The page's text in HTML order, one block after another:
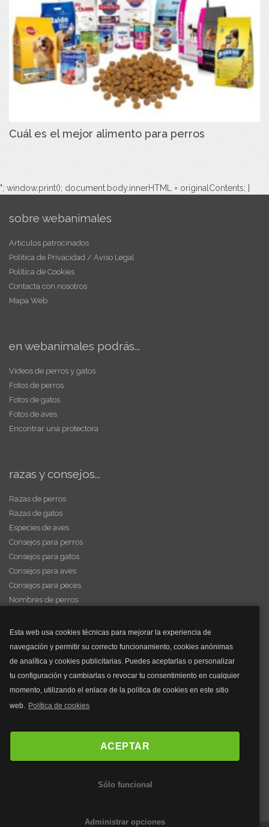
Esta web usa cookies técnicas para mejorar la experiencia de
navegación y permitir su correcto funcionamiento, cookies anónimas
de analítica y cookies publicitarias. Puedes aceptarlas o personalizar
tu configuración y cambiarlas o revocar tu consentimiento en cualquier
momento, utilizando el enlace de la política de cookies en este sitio
web. Política de cookies
ACEPTAR
Sólo funcional
Administrar opciones
Cuál es el mejor alimento para perros
"; window.print(); document.body.innerHTML = originalContents; }
sobre webanimales
Artículos patrocinados
Política de Privacidad / Aviso Legal
Política de Cookies
Contacta con nosotros
Mapa Web
en webanimales podrás...
Vídeos de perros y gatos
Fotos de perros
Fotos de gatos
Fotos de aves
Encontrar una protectora
razas y consejos...
Razas de perros
Razas de gatos
Especies de aves
Consejos para perros
Consejos para gatos
Consejos para aves
Consejos para peces
Nombres de perros
y mucho más...